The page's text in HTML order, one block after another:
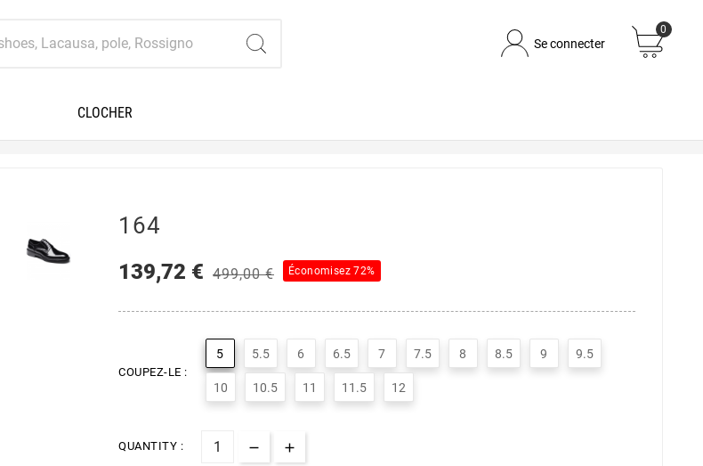
Se connecter
0
CLOCHER
164
139,72 € 499,00 € Économisez 72%
COUPEZ-LE :
5 5.5 6 6.5 7 7.5 8 8.5 9 9.5
10 10.5 11 11.5 12
QUANTITY :